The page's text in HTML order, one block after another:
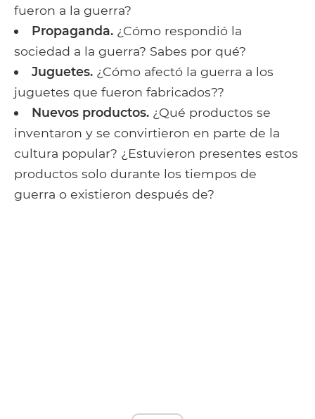
fueron a la guerra?
Propaganda. ¿Cómo respondió la
sociedad a la guerra? Sabes por qué?
Juguetes. ¿Cómo afectó la guerra a los
juguetes que fueron fabricados??
Nuevos productos.¿Qué productos se
inventaron y se convirtieron en parte de la
cultura popular? ¿Estuvieron presentes estos
productos solo durante los tiempos de
guerra o existieron después de?